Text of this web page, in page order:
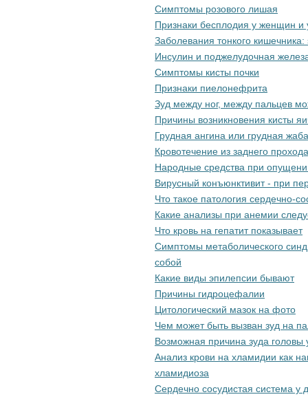
Симптомы розового лишая
Признаки бесплодия у женщин и
Заболевания тонкого
Инсулин и поджелудочная
Симптомы кисты почки
Признаки пиелонефрита
Зуд между ног, между пальцев
Причины возникновения кисты
Грудная ангина или грудная жаба
Кровотечение из заднего прохода
Народные средства при
Вирусный конъюнктивит - при
Что такое патология сердечно-
Какие анализы при анемии
Что кровь на гепатит показывает
Симптомы метаболического
собой
Какие виды эпилепсии бывают
Причины гидроцефалии
Цитологический мазок на фото
Чем может быть вызван зуд на
Возможная причина зуда головы
Анализ крови на хламидии как
хламидиоза
Сердечно сосудистая система у